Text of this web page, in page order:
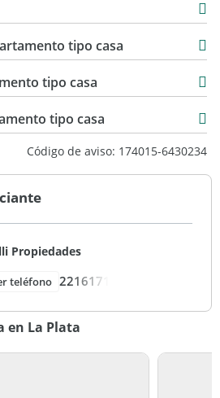
tipo casa
tipo casa
tipo casa
Código de aviso: 174015-6430234
Propiedades
teléfono 2216171
en La Plata